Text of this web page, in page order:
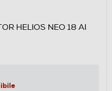
HELIOS NEO 18 AI